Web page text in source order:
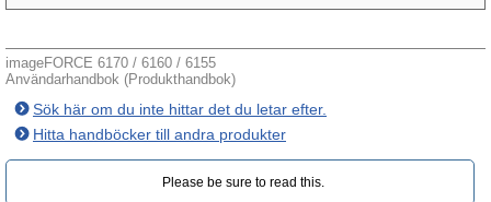
imageFORCE 6170 / 6160 / 6155
Användarhandbok (Produkthandbok)
Sök här om du inte hittar det du letar efter.
Hitta handböcker till andra produkter
Please be sure to read this.‎